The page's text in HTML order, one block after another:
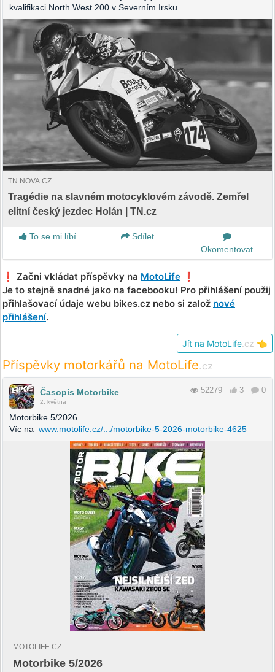
kvalifikaci North West 200 v Severním Irsku.
TN.NOVA.CZ
Tragédie na slavném motocyklovém závodě. Zemřel
elitní český jezdec Holán | TN.cz
To se mi líbí
Sdílet
Okomentovat
❗️ Začni vkládat příspěvky na MotoLife ❗️
Je to stejně snadné jako na facebooku! Pro přihlášení použij
přihlašovací údaje webu bikes.cz nebo si založ nové
přihlášení.
Jít na MotoLife .cz 👈
Příspěvky motorkářů na MotoLife.cz
Časopis Motorbike
2. května
52279 3 0
Motorbike 5/2026
Víc na www.motolife.cz/.../motorbike-5-2026-motorbike-4625
MOTOLIFE.CZ
Motorbike 5/2026